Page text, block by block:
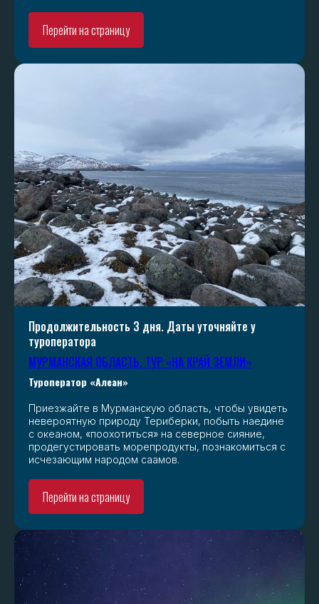
Перейти на страницу
Продолжительность 3 дня. Даты уточняйте у
туроператора
МУРМАНСКАЯ ОБЛАСТЬ. ТУР «НА КРАЙ ЗЕМЛИ»
Туроператор «Алеан»
Приезжайте в Мурманскую область, чтобы увидеть
невероятную природу Териберки, побыть наедине
с океаном, «поохотиться» на северное сияние,
продегустировать морепродукты, познакомиться с
исчезающим народом саамов.
Перейти на страницу